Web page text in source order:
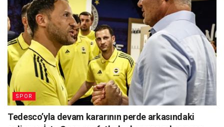
SPOR
Tedesco’yla devam kararının perde arkasındaki